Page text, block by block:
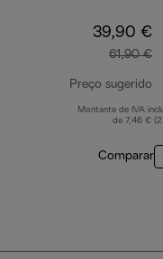
39,90 €
61,90 €
Preço sugerido
Montante de IVA
de 7,46 €
Comparar